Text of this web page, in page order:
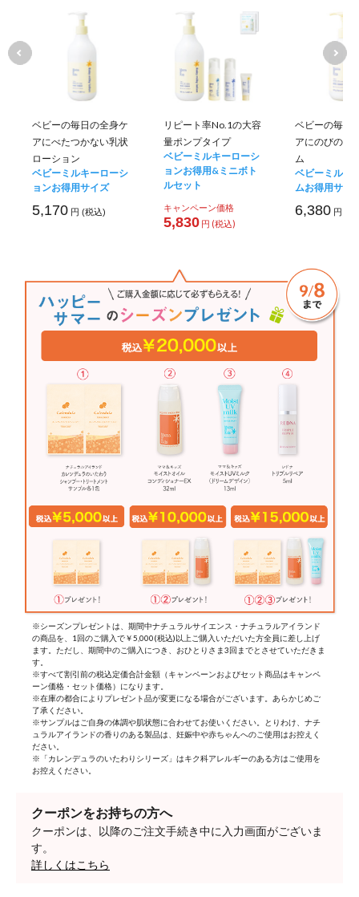
ベビーの毎日の全身ケ
アにべたつかない乳状
ローション
ベビーミルキーローシ
ョンお得用サイズ
5,170 円 (税込)
リピート率No.1の大容
量ポンプタイプ
ベビーミルキーローシ
ョンお得用&ミニボト
ルセット
キャンペーン価格
5,830 円 (税込)
ベビーの毎日
アにのびのい
ム
ベビーミルキ
ムお得用サイ
6,380 円 (税
※シーズンプレゼントは、期間中ナチュラルサイエンス・ナチュラルアイランド
の商品を、1回のご購入で￥5,000(税込)以上ご購入いただいた方全員に差し上げ
ます。ただし、期間中のご購入につき、おひとりさま3回までとさせていただきま
す。
※すべて割引前の税込定価合計金額（キャンペーンおよびセット商品はキャンペ
ーン価格・セット価格）になります。
※在庫の都合によりプレゼント品が変更になる場合がございます。あらかじめご
了承ください。
※サンプルはご自身の体調や肌状態に合わせてお使いください。とりわけ、ナチ
ュラルアイランドの香りのある製品は、妊娠中や赤ちゃんへのご使用はお控えく
ださい。
※「カレンデュラのいたわりシリーズ」はキク科アレルギーのある方はご使用を
お控えください。
クーポンをお持ちの方へ
クーポンは、以降のご注文手続き中に入力画面がございま
す。
詳しくはこちら